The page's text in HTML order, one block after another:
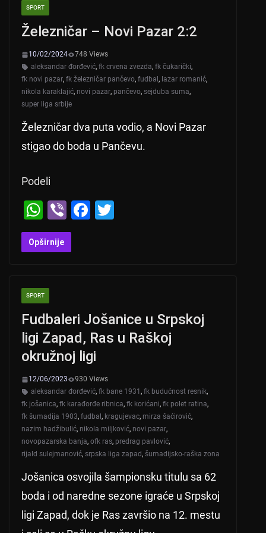
SPORT
Železničar – Novi Pazar 2:2
10/02/2024
748 Views
aleksandar đorđević, fk crvena zvezda, fk čukarički,
fk novi pazar, fk železničar pančevo, fudbal , lazar romanić,
nikola karaklajić, novi pazar, pančevo, sejduba suma,
super liga srbije
Železničar dva puta vodio, a Novi Pazar
stigao do boda u Pančevu.
Podeli
W
h
at
A
p
p
Vi
b
er
F
o
k
Opširnije
SPORT
Fudbaleri Jošanice u Srpskoj
ligi Zapad, Ras u Raškoj
okružnoj ligi
12/06/2023
930 Views
aleksandar đorđević, fk bane 1931 , fk budućnost resnik,
fk jošanica, fk karađorđe ribnica, fk korićani, fk polet ratina,
fk šumadija 1903, fudbal , kragujevac, mirza šaćirović,
nazim hadžibulić, nikola miljković, novi pazar,
novopazarska banja, ofk ras, predrag pavlović,
rijald sulejmanović, srpska liga zapad, šumadijsko-raška zona
Jošanica osvojila šampionsku titulu sa 62
boda i od naredne sezone igraće u Srpskoj
ligi Zapad, dok je Ras završio na 12. mestu